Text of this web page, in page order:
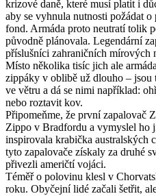
krizové daně, které musí platit i
aby se vyhnula nutnosti požádat
fond. Armáda proto neutratí tolik
původně plánovala. Legendární
příslušníci zahraničních mírových
Místo několika tisíc jich ale
zippáky v oblibě už dlouho –
ve větru a dá se nimi například:
nebo roztavit kov.
Připomeňme, že první zapalovač
Zippo v Bradfordu a vymyslel ho
inspirovala krabička australských
tyto zapalovače získaly za druhé
přivezli američtí vojáci.
Téměř o polovinu klesl v
roku. Obyčejní lidé začali šetřit,